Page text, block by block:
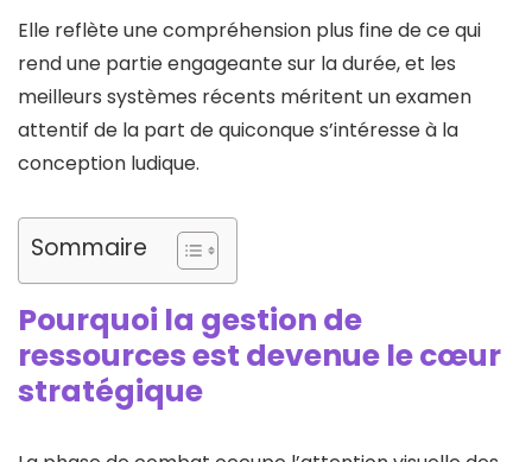
Elle reflète une compréhension plus fine de ce qui
rend une partie engageante sur la durée, et les
meilleurs systèmes récents méritent un examen
attentif de la part de quiconque s’intéresse à la
conception ludique.
Sommaire
Pourquoi la gestion de
ressources est devenue le cœur
stratégique